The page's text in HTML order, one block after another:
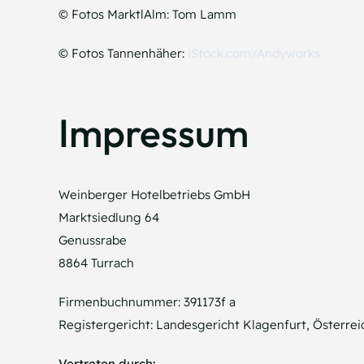
© Fotos MarktlAlm: Tom Lamm
© Fotos Tannenhäher: iStock.com/Andyworks
Impressum
Weinberger Hotelbetriebs GmbH
Marktsiedlung 64
Genussrabe
8864 Turrach
Firmenbuchnummer: 391173f a
Registergericht: Landesgericht Klagenfurt,